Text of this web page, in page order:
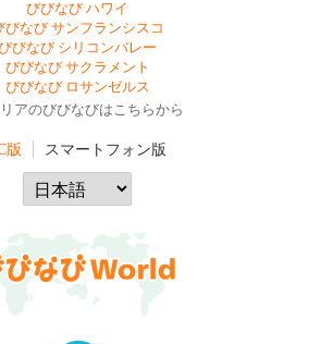
びびなび ハワイ
びなび サンフランシスコ
びなび シリコンバレー
びびなび サクラメント
びびなび ロサンゼルス
アのびびなびはこちらから
版 スマートフォン版